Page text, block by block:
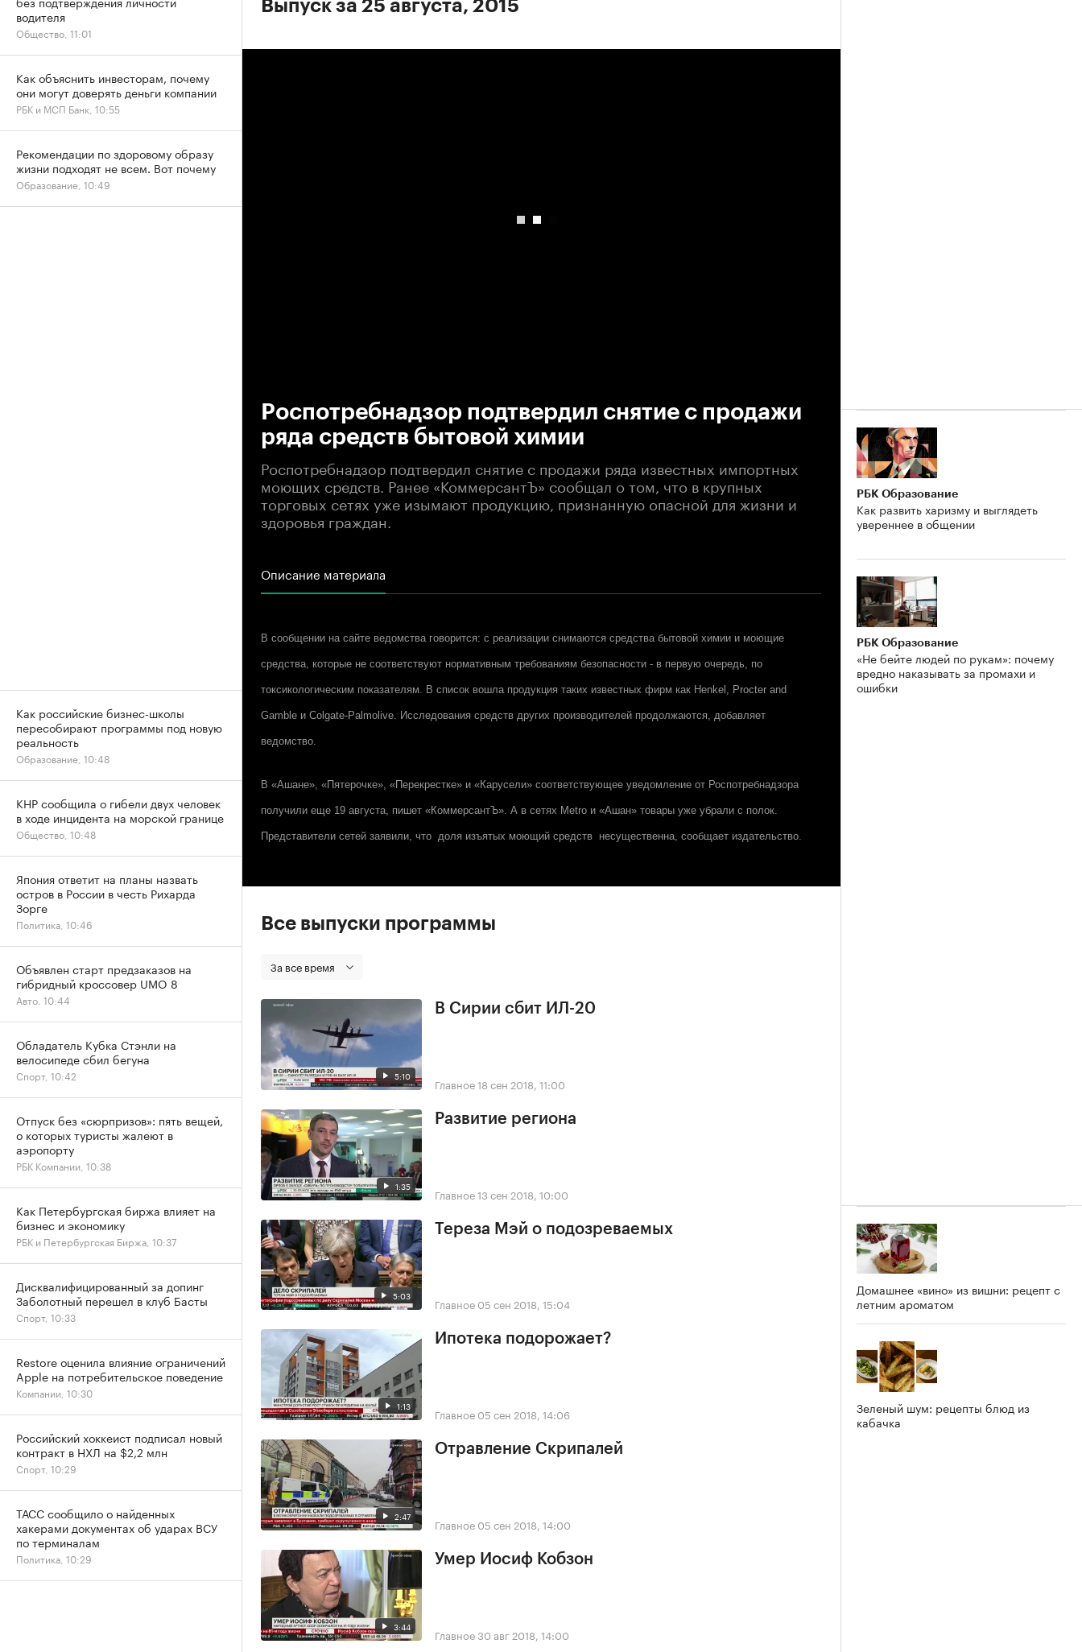
Выпуск за 25 августа, 2015
Роспотребнадзор подтвердил снятие с продажи
ряда средств бытовой химии
Роспотребнадзор подтвердил снятие с продажи ряда известных импортных
моющих средств. Ранее «КоммерсантЪ» сообщал о том, что в крупных
торговых сетях уже изымают продукцию, признанную опасной для жизни и
здоровья граждан.
Описание материала
В сообщении на сайте ведомства говорится: с реализации снимаются средства бытовой химии и моющие
средства, которые не соответствуют нормативным требованиям безопасности - в первую очередь, по
токсикологическим показателям. В список вошла продукция таких известных фирм как Henkel, Procter and
Gamble и Colgate-Palmolive. Исследования средств других производителей продолжаются, добавляет
ведомство.
В «Ашане», «Пятерочке», «Перекрестке» и «Карусели» соответствующее уведомление от Роспотребнадзора
получили еще 19 августа, пишет «КоммерсантЪ». А в сетях Metro и «Ашан» товары уже убрали с полок.
Представители сетей заявили, что доля изъятых моющий средств несущественна, сообщает издательство.
Все выпуски программы
За все время
5:10
В Сирии сбит ИЛ-20
Главное18 сен 2018, 11:00
1:35
Развитие региона
Главное13 сен 2018, 10:00
5:03
Тереза Мэй о подозреваемых
Главное 05 сен 2018, 15:04
1:13
Ипотека подорожает?
Главное 05 сен 2018, 14:06
2:47
Отравление Скрипалей
Главное 05 сен 2018, 14:00
3:44
Умер Иосиф Кобзон
Главное30 авг 2018, 14:00
РБК Образование
Как развить харизму и выглядеть
увереннее в общении
РБК Образование
«Не бейте людей по рукам»: почему
вредно наказывать за промахи и
ошибки
Домашнее «вино» из вишни: рецепт с
летним ароматом
Зеленый шум: рецепты блюд из
кабачка
водителя
Общество, 11:01
Как объяснить инвесторам, почему
они могут доверять деньги компании
РБК и МСП Банк, 10:55
Рекомендации по здоровому образу
жизни подходят не всем. Вот почему
Образование, 10:49
Как российские бизнес-школы
пересобирают программы под новую
реальность
Образование, 10:48
КНР сообщила о гибели двух человек
в ходе инцидента на морской границе
Общество, 10:48
Япония ответит на планы назвать
остров в России в честь Рихарда
Зорге
Политика, 10:46
Объявлен старт предзаказов на
гибридный кроссовер UMO 8
Авто, 10:44
Обладатель Кубка Стэнли на
велосипеде сбил бегуна
Спорт, 10:42
Отпуск без «сюрпризов»: пять вещей,
о которых туристы жалеют в
аэропорту
РБК Компании, 10:38
Как Петербургская биржа влияет на
бизнес и экономику
РБК и Петербургская Биржа, 10:37
Дисквалифицированный за допинг
Заболотный перешел в клуб Басты
Спорт, 10:33
Restore оценила влияние ограничений
Apple на потребительское поведение
Компании, 10:30
Российский хоккеист подписал новый
контракт в НХЛ на $2,2 млн
Спорт, 10:29
ТАСС сообщило о найденных
хакерами документах об ударах ВСУ
по терминалам
Политика, 10:29